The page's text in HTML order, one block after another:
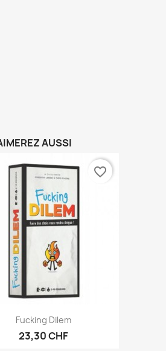
AUSSI
Aperçu rapide
Fucking Dilem
23,30 CHF
favorite_border